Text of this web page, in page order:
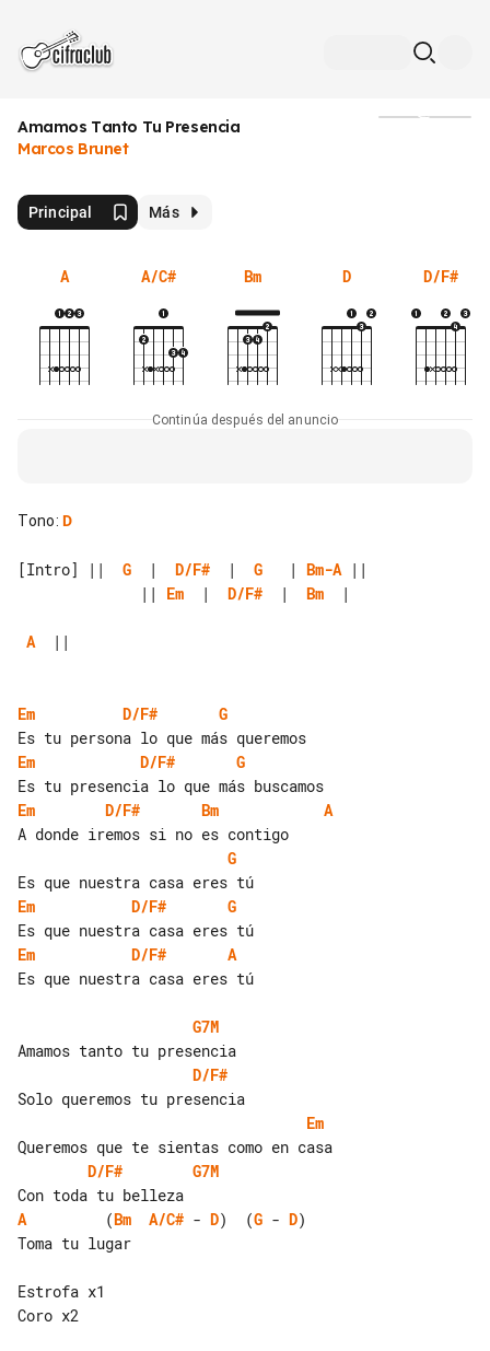
Amamos Tanto Tu Presencia
Marcos Brunet
Principal Más
A A/C# Bm D D/F#
Continúa después del anuncio
Tono: D
[Intro] || G
  |
D/F#
  |
G
   |
Bm-A
              ||
Em
  |
D/F#
  |
Bm
  |
A
  ||
Em D/F#
G
Em
D/F#
G
Em
D/F# Bm
A
G
Em
D/F#
G
Em
D/F#
A
Es que nuestra casa eres tú
G7M
D/F#
Em
D/F#
G7M
A
         (
Bm A/C# - D)  (G - D)
Toma tu lugar
Estrofa x1
Coro x2